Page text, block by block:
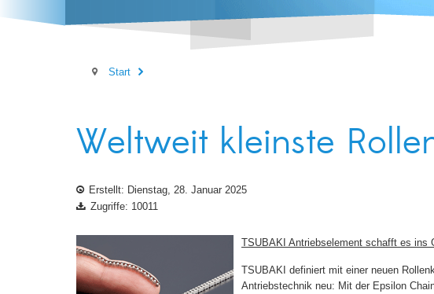
Start
Weltweit kleinste
Erstellt: Dienstag, 28. Januar 2025
Zugriffe: 10011
TSUBAKI Antriebselement schafft es ins
TSUBAKI definiert mit einer neuen
Antriebstechnik neu: Mit der Epsilon